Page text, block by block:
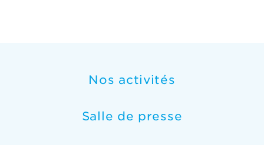
Nos activités
Salle de presse